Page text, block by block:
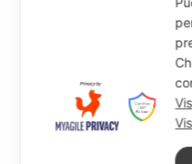
40050 Funo
+39